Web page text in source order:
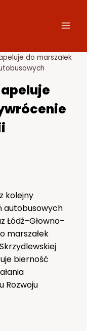
do marszałek
kolejny
autobusowych
Łódź–Głowno–
marszałek
bierność
Rozwoju